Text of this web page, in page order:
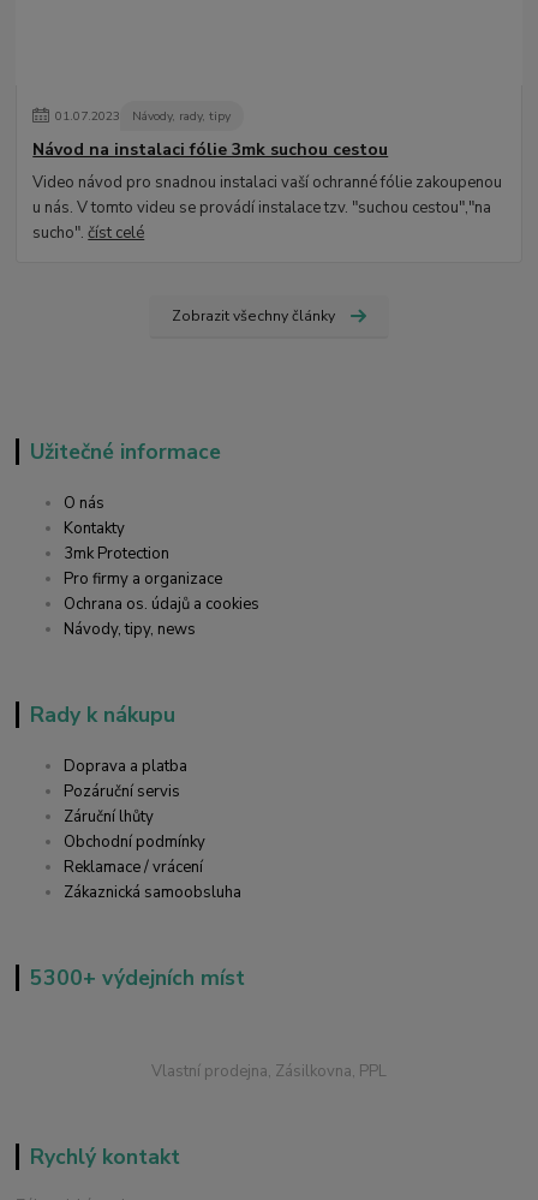
01.07.2023 Návody, rady, tipy
Návod na instalaci fólie 3mk suchou cestou
Video návod pro snadnou instalaci vaší ochranné fólie zakoupenou
u nás. V tomto videu se provádí instalace tzv. "suchou cestou","na
sucho".číst celé
Zobrazit všechny články
Užitečné informace
O nás
Kontakty
3mk Protection
Pro firmy a organizace
Ochrana os. údajů a cookies
Návody, tipy, news
Rady k nákupu
Doprava a platba
Pozáruční servis
Záruční lhůty
Obchodní podmínky
Reklamace / vrácení
Zákaznická samoobsluha
5300+ výdejních míst
Vlastní prodejna, Zásilkovna, PPL
Rychlý kontakt